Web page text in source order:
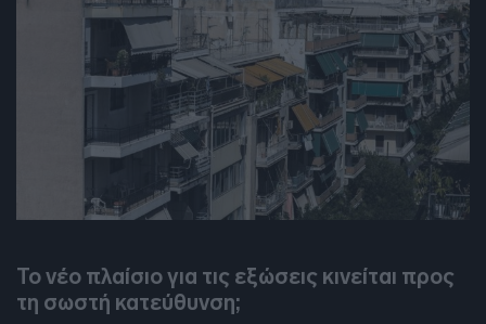
Το νέο πλαίσιο για τις εξώσεις κινείται προς
τη σωστή κατεύθυνση;